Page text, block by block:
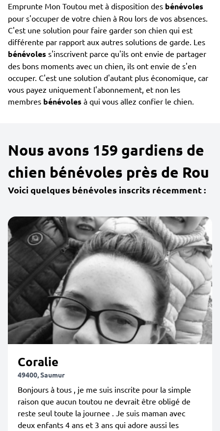
Emprunte Mon Toutou met à disposition des bénévoles
pour s'occuper de votre chien à Rou lors de vos absences.
C'est une solution pour faire garder son chien qui est
différente par rapport aux autres solutions de garde. Les
bénévoles s'inscrivent parce qu'ils ont envie de partager
des bons moments avec un chien, ils ont envie de s'en
occuper. C'est une solution d'autant plus économique, car
vous payez uniquement l'abonnement, et non les
membres bénévoles à qui vous allez confier le chien.
Nous avons 159 gardiens de
chien bénévoles près de Rou
Voici quelques bénévoles inscrits récemment :
Coralie
49400, Saumur
Bonjours à tous , je me suis inscrite pour la simple
raison que aucun toutou ne devrait être obligé de
reste seul toute la journee . Je suis maman avec
deux enfants 4 ans et 3 ans qui adore aussi les